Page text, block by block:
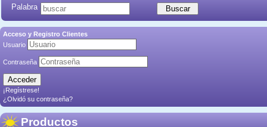
Palabra
Acceso y Registro Clientes
Usuario
Contraseña
¡Regístrese!
¿Olvidó su contraseña?
Productos